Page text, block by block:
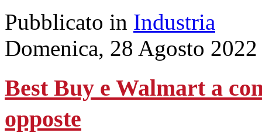
Pubblicato in Industria
Domenica, 28 Agosto
Best Buy e Walmart a
opposte